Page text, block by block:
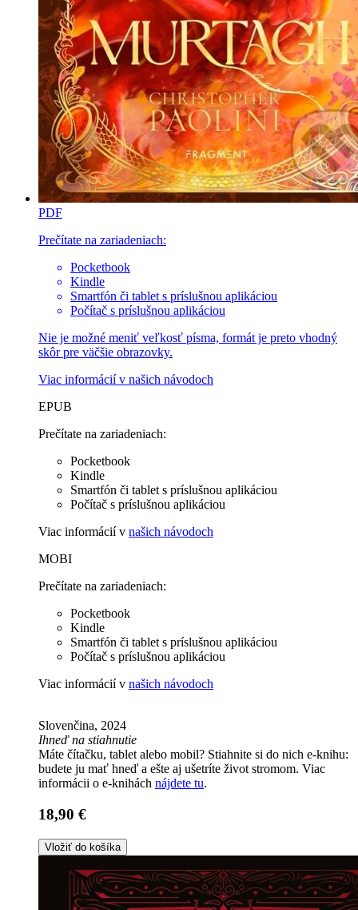
PDF
Prečítate na zariadeniach:
Pocketbook
Kindle
Smartfón či tablet s príslušnou aplikáciou
Počítač s príslušnou aplikáciou
Nie je možné meniť veľkosť písma, formát je preto vhodný
skôr pre väčšie obrazovky.
Viac informácií v našich návodoch
EPUB
Prečítate na zariadeniach:
Pocketbook
Kindle
Smartfón či tablet s príslušnou aplikáciou
Počítač s príslušnou aplikáciou
Viac informácií v našich návodoch
MOBI
Prečítate na zariadeniach:
Pocketbook
Kindle
Smartfón či tablet s príslušnou aplikáciou
Počítač s príslušnou aplikáciou
Viac informácií v našich návodoch
Slovenčina, 2024
Ihneď na stiahnutie
Máte čítačku, tablet alebo mobil? Stiahnite si do nich e-knihu:
budete ju mať hneď a ešte aj ušetríte život stromom. Viac
informácii o e-knihách nájdete tu.
18,90 €
Vložiť do košíka